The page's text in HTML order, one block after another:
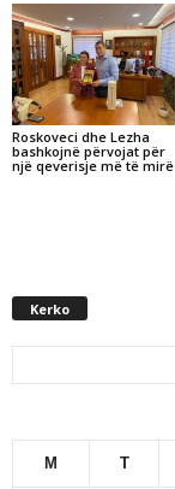
Roskoveci dhe Lezha
bashkojnë përvojat për
një qeverisje më të mirë
Kerko
M T